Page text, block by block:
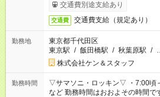
交通費別途支給あり
交通費 交通費支給（規定あり）
勤務地
東京都千代田区
東京駅 / 飯田橋駅 / 秋葉原駅 /
株式会社ケン＆スタッフ
勤務時間
▽サマソニ・ロッキン▽ ・7:00頃
など 勤務時間はおおよその時間です。 作業状況により早上が